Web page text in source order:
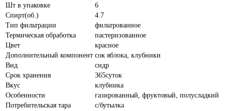
Шт в упаковке
6
Спирт(об.)
4.7
Тип фильтрации
фильтрованное
Термическая обработка
пастеризованное
Цвет
красное
Дополнительный компонент сок яблока, клубники
Вид
сидр
Срок хранения
365суток
Вкус
клубника
Особенности
газированный, фруктовый, полусладкий
Потребительская тара
с/бутылка